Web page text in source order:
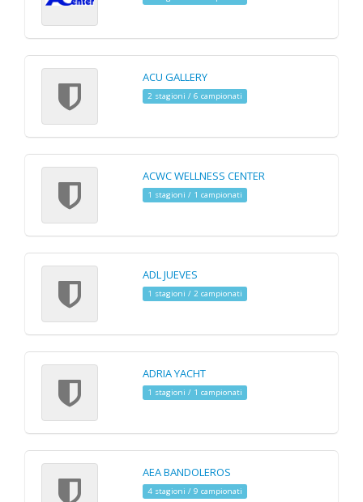
ACU GALLERY
2 stagioni / 6 campionati
ACWC WELLNESS CENTER
1 stagioni / 1 campionati
ADL JUEVES
1 stagioni / 2 campionati
ADRIA YACHT
1 stagioni / 1 campionati
AEA BANDOLEROS
4 stagioni / 9 campionati